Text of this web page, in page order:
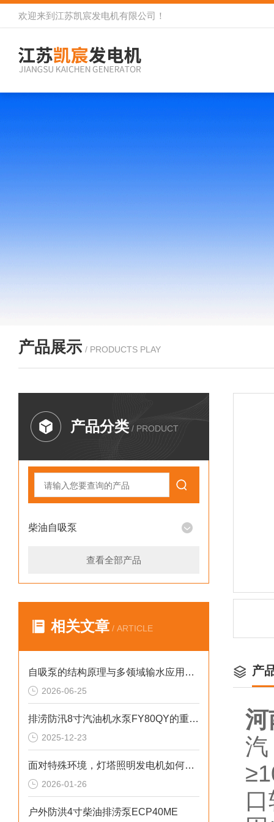
欢迎来到 江苏凯宸发电机有限公司 ！
产品展示 / PRODUCTS PLAY
产品分类 / PRODUCT
柴油自吸泵
查看全部产品
相关文章 / ARTICLE
自吸泵的结构原理与多领域输水应用探析
2026-06-25
排涝防汛8寸汽油机水泵FY80QY的重要性
2025-12-23
面对特殊环境，灯塔照明发电机如何确保稳定运行
2026-01-26
户外防洪4寸柴油排涝泵ECP40ME
产
河